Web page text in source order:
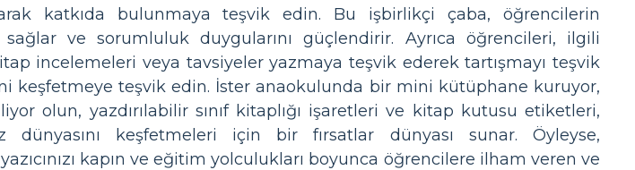
katkıda bulunmaya teşvik edin. Bu işbirlikçi çaba, öğrencilerin
ve sorumluluk duygularını güçlendirir. Ayrıca öğrencileri, ilgili
incelemeleri veya tavsiyeler yazmaya teşvik ederek tartışmayı teşvik
keşfetmeye teşvik edin. İster anaokulunda bir mini kütüphane kuruyor,
olun, yazdırılabilir sınıf kitaplığı işaretleri ve kitap kutusu etiketleri,
dünyasını keşfetmeleri için bir fırsatlar dünyası sunar. Öyleyse,
yazıcınızı kapın ve eğitim yolculukları boyunca öğrencilere ilham veren ve